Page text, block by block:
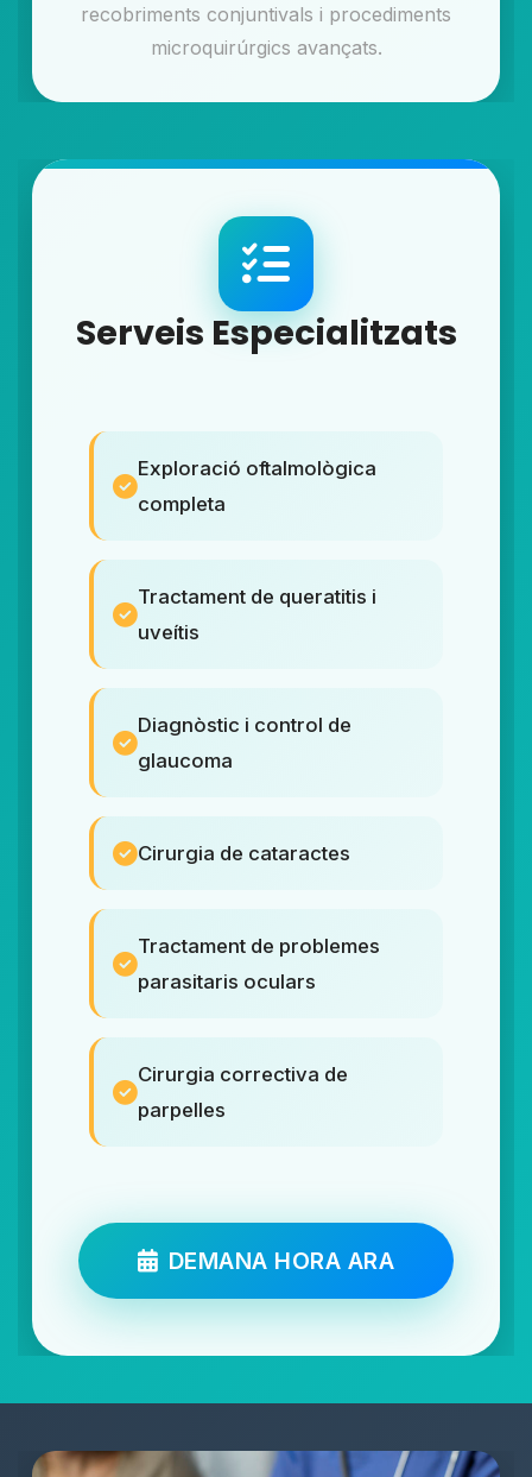
recobriments conjuntivals i procediments
microquirúrgics avançats.
Serveis Especialitzats
Exploració oftalmològica
completa
Tractament de queratitis i
uveítis
Diagnòstic i control de
glaucoma
Cirurgia de cataractes
Tractament de problemes
parasitaris oculars
Cirurgia correctiva de
parpelles
DEMANA HORA ARA